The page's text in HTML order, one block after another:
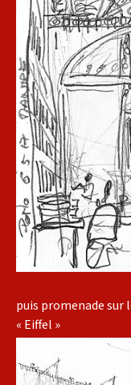
puis promenade sur
« Eiffel »